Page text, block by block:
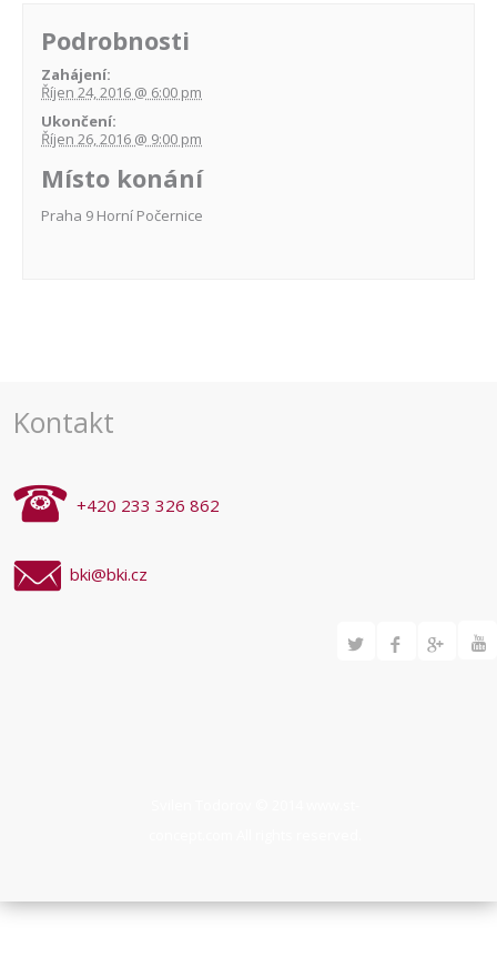
Podrobnosti
Zahájení:
Říjen 24, 2016 @ 6:00 pm
Ukončení:
Říjen 26, 2016 @ 9:00 pm
Místo konání
Praha 9 Horní Počernice
Kontakt
+420 233 326 862
bki@bki.cz